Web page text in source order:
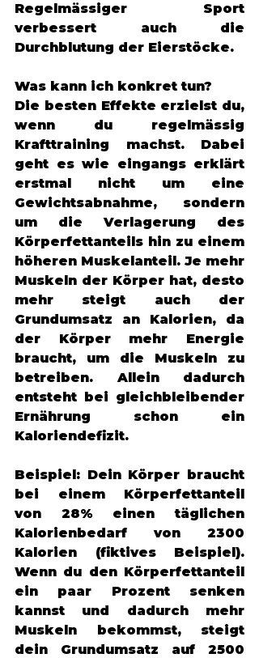
Regelmässiger Sport
verbessert auch die
Durchblutung der Eierstöcke.
Was kann ich konkret tun?
Die besten Effekte erzielst du,
wenn du regelmässig
Krafttraining machst. Dabei
geht es wie eingangs erklärt
erstmal nicht um eine
Gewichtsabnahme, sondern
um die Verlagerung des
Körperfettanteils hin zu einem
höheren Muskelanteil. Je mehr
Muskeln der Körper hat, desto
mehr steigt auch der
Grundumsatz an Kalorien, da
der Körper mehr Energie
braucht, um die Muskeln zu
betreiben. Allein dadurch
entsteht bei gleichbleibender
Ernährung schon ein
Kaloriendefizit.
Beispiel: Dein Körper braucht
bei einem Körperfettanteil
von 28% einen täglichen
Kalorienbedarf von 2300
Kalorien (fiktives Beispiel).
Wenn du den Körperfettanteil
ein paar Prozent senken
kannst und dadurch mehr
Muskeln bekommst, steigt
dein Grundumsatz auf 2500